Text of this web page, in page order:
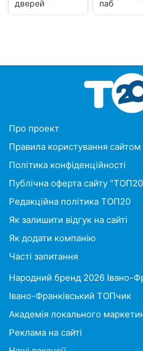
дверей
паб
Про проект
Правила користування сайтом
Політика конфіденційності
Публічна оферта сайту
Редакційна політика ТОП20
Як залишити відгук на сайті
Як додати компанію
Часті запитання
Народний бренд 2026 Івано-
Івано-Франківський ТОПчик
Академія локального
Реклама на сайті